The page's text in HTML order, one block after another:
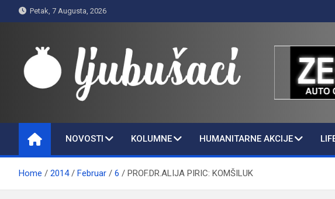
to
Petak, 7 Augusta, 2026
Ljubušaci
NOVOSTI KOLUMNE HUMANITARNE AKCIJE
Home 2014 Februar 6 PROF.DR.ALIJA PIRIC: KOMŠILUK